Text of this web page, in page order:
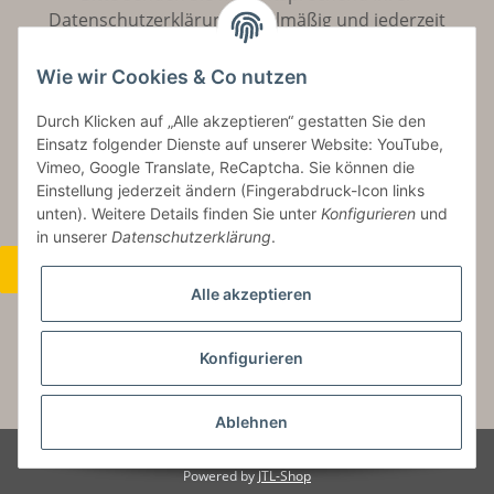
Datenschutzerklärungregelmäßig und jederzeit
widerruflich Informationen zu Ihrem Produktsortiment
per E-Mail zu.
Abonnieren
Widerrufsbutton
* Alle Preise inkl. gesetzlicher USt., zzgl.Versand
© Copyright by Aurinum.de
Powered byJTL-Shop
Wie wir Cookies & Co nutzen
Durch Klicken auf „Alle akzeptieren“ gestatten Sie den
Einsatz folgender Dienste auf unserer Website: YouTube,
Vimeo, Google Translate, ReCaptcha. Sie können die
Einstellung jederzeit ändern (Fingerabdruck-Icon links
unten). Weitere Details finden Sie unter Konfigurieren und
in unserer Datenschutzerklärung.
Alle akzeptieren
Konfigurieren
Ablehnen